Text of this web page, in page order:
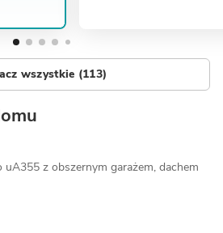
wszystkie (113)
z obszernym garażem, dachem